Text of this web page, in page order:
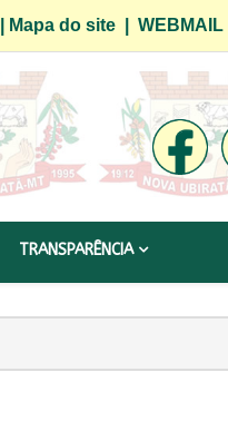
Mapa do site| WEBMAIL|
TRANSPARÊNCIA